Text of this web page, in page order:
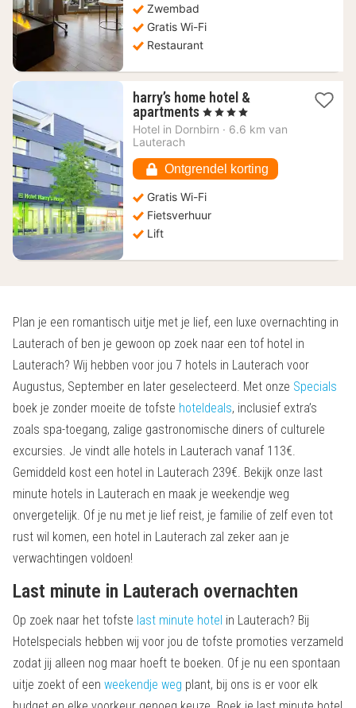
Zwembad
Gratis Wi-Fi
Restaurant
harry’s home hotel &
apartments 1
nacht
€
, 4 Sterren
Hotel in Dornbirn · 6.6 km van
Lauterach
Ontgrendel korting
Gratis Wi-Fi
Fietsverhuur
Lift
Plan je een romantisch uitje met je lief, een luxe overnachting in
Lauterach of ben je gewoon op zoek naar een tof hotel in
Lauterach? Wij hebben voor jou 7 hotels in Lauterach voor
Augustus, September en later geselecteerd. Met onze Specials
boek je zonder moeite de tofste hoteldeals, inclusief extra’s
zoals spa-toegang, zalige gastronomische diners of culturele
excursies. Je vindt alle hotels in Lauterach vanaf 113€.
Gemiddeld kost een hotel in Lauterach 239€. Bekijk onze last
minute hotels in Lauterach en maak je weekendje weg
onvergetelijk. Of je nu met je lief reist, je familie of zelf even tot
rust wil komen, een hotel in Lauterach zal zeker aan je
verwachtingen voldoen!
Last minute in Lauterach overnachten
Op zoek naar het tofste last minute hotel in Lauterach? Bij
Hotelspecials hebben wij voor jou de tofste promoties verzameld
zodat jij alleen nog maar hoeft te boeken. Of je nu een spontaan
uitje zoekt of een weekendje weg plant, bij ons is er voor elk